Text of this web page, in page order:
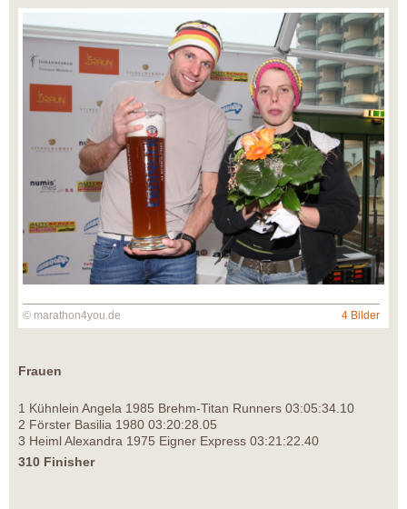
© marathon4you.de 4 Bilder
Frauen
1 Kühnlein Angela 1985 Brehm-Titan Runners 03:05:34.10
2 Förster Basilia 1980 03:20:28.05
3 Heiml Alexandra 1975 Eigner Express 03:21:22.40
310 Finisher